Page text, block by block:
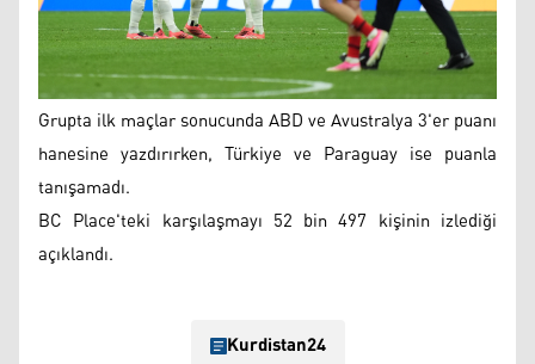
Grupta ilk maçlar sonucunda ABD ve Avustralya 3'er puanı
hanesine yazdırırken, Türkiye ve Paraguay ise puanla
tanışamadı.
BC Place'teki karşılaşmayı 52 bin 497 kişinin izlediği
açıklandı.
Kurdistan24